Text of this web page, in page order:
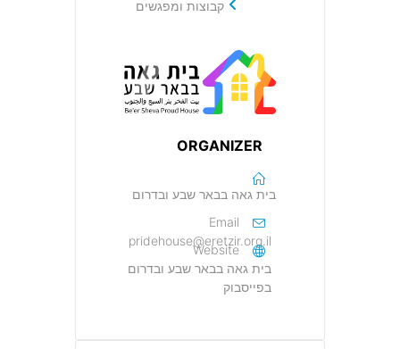
קבוצות ומפגשים
ORGANIZER
בית גאה בבאר שבע ובדרום
Email
pridehouse@eretzir.org.il
Website
בית גאה בבאר שבע ובדרום
בפייסבוק